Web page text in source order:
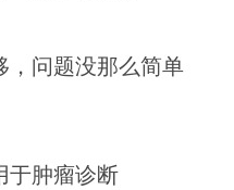
，问题没那么简单
于肿瘤诊断